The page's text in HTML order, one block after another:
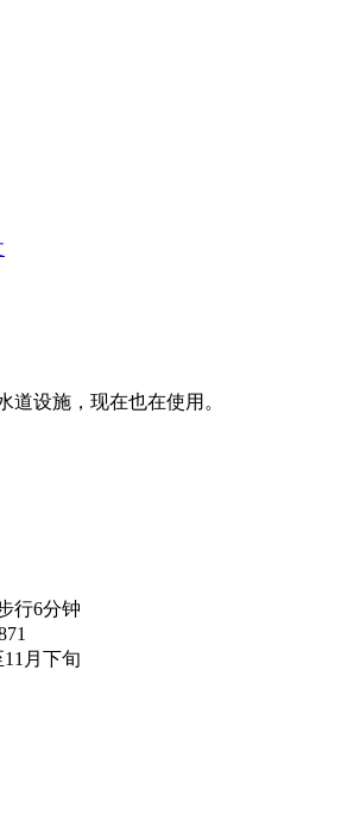
道设施，现在也在使用。
行6分钟
月下旬